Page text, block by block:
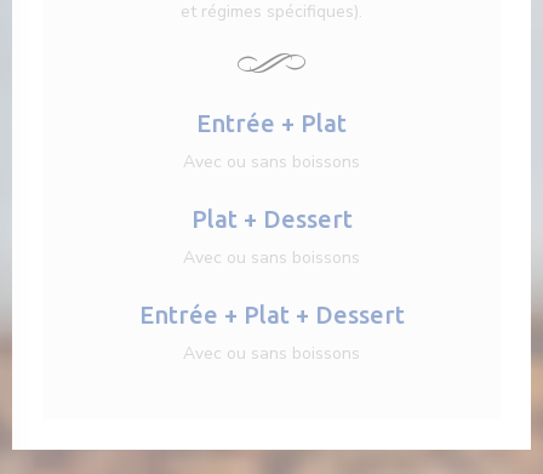
et régimes spécifiques).
Entrée + Plat
Avec ou sans boissons
Plat + Dessert
Avec ou sans boissons
Entrée + Plat + Dessert
Avec ou sans boissons